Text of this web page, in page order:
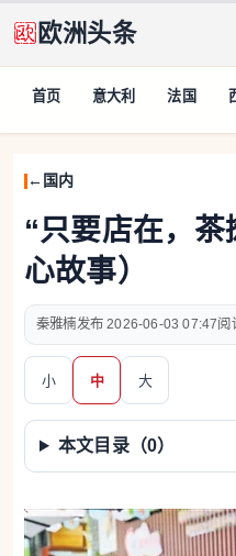
欧洲头条
首页 意大利 法国
国内
“只要店在，
心故事）
秦雅楠 2026-06-03 07:47
小 中 大
本文目录（0）